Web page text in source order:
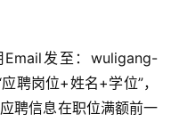
发至：wuligang-
聘岗位+姓名+学位”，
聘信息在职位满额前一